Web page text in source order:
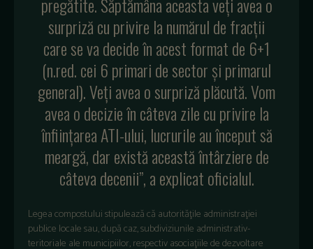
pregătite. Săptămâna aceasta veți avea o
surpriză cu privire la numărul de fracții
care se va decide în acest format de 6+1
(n.red. cei 6 primari de sector şi primarul
general). Veți avea o surpriză plăcută. Vom
avea o decizie în câteva zile cu privire la
înființarea ATI-ului, lucrurile au început să
meargă, dar există această întârziere de
câteva decenii”, a explicat oficialul.
Legea compostului stipulează că autorităţile administraţiei
publice locale sau, după caz, subdiviziunile administrativ-
teritoriale ale municipiilor, respectiv asociaţiile de dezvoltare